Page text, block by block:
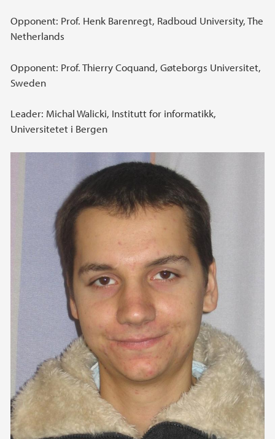
Opponent: Prof. Henk Barenregt, Radboud University, The
Netherlands
Opponent: Prof. Thierry Coquand, Gøteborgs Universitet,
Sweden
Leader: Michal Walicki, Institutt for informatikk,
Universitetet i Bergen